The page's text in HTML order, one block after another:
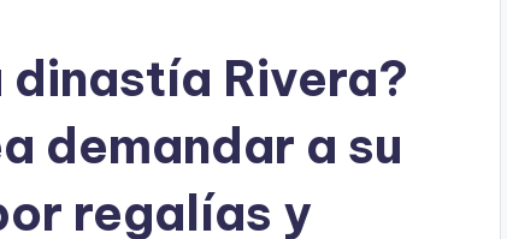
dinastía Rivera?
demandar a su
regalías y